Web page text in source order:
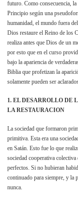
futuro. Como consecuencia,
Principio según una
humanidad, el mundo fuera
Dios restaure el Reino de los
realiza antes que Dios de un
por esto que en el curso
bajo la apariencia de
Biblia que profetizan la
solamente pueden ser
1. EL DESARROLLO DE
LA RESTAURACION
La sociedad que formaron
primitiva. Esta era una
en Satán. Esto fue lo que
sociedad cooperativa
perfectos. Si no hubieran
continuado para siempre, y la
nunca.